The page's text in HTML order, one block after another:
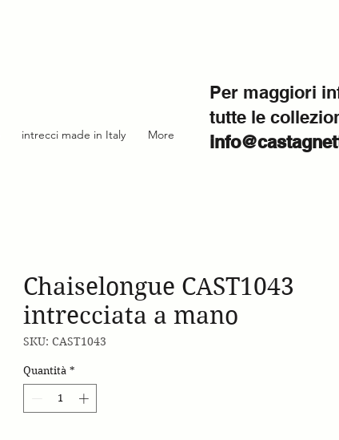
intrecci made in Italy More
Per maggiori
tutte le
Chaiselongue CAST1043
intrecciata a mano
SKU: CAST1043
Quantità *